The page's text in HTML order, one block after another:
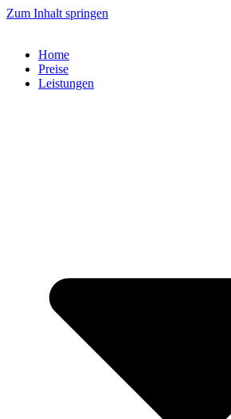
Zum Inhalt springen
Home
Preise
Leistungen